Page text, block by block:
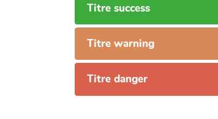
Titre success
Titre warning
Titre danger